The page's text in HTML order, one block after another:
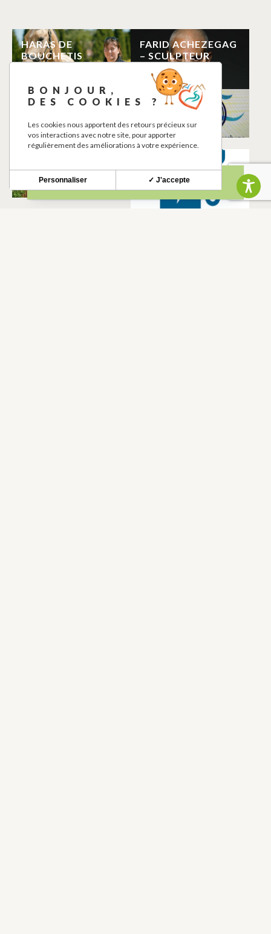
HARAS DE
BOUCHETIS
FARID ACHEZEGAG
– SCULPTEUR
GRATENS
BRIQUETERIE
GRATENS
REPARCYCLES
GRATENS
GRATENS
STATION
GRATENS
BONJOUR,
DES COOKIES ?
Les cookies nous apportent des retours précieux sur
vos interactions avec notre site, pour apporter
régulièrement des améliorations à votre expérience.
✓ J'accepte
Personnaliser